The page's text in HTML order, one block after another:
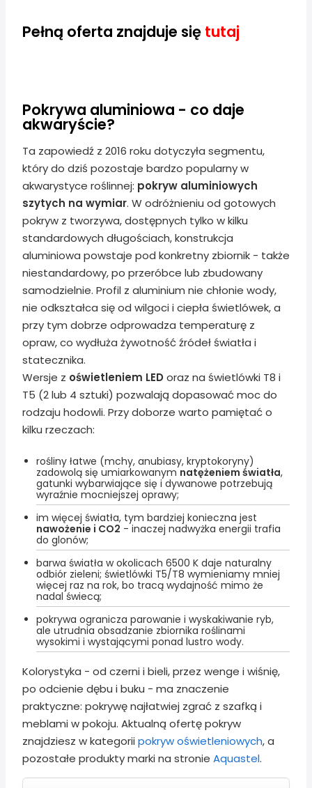
Pełną oferta znajduje się tutaj
Pokrywa aluminiowa - co daje
akwaryście?
Ta zapowiedź z 2016 roku dotyczyła segmentu,
który do dziś pozostaje bardzo popularny w
akwarystyce roślinnej: pokryw aluminiowych
szytych na wymiar. W odróżnieniu od gotowych
pokryw z tworzywa, dostępnych tylko w kilku
standardowych długościach, konstrukcja
aluminiowa powstaje pod konkretny zbiornik - także
niestandardowy, po przeróbce lub zbudowany
samodzielnie. Profil z aluminium nie chłonie wody,
nie odkształca się od wilgoci i ciepła świetlówek, a
przy tym dobrze odprowadza temperaturę z
opraw, co wydłuża żywotność źródeł światła i
statecznika.
Wersje z oświetleniem LED oraz na świetlówki T8 i
T5 (2 lub 4 sztuki) pozwalają dopasować moc do
rodzaju hodowli. Przy doborze warto pamiętać o
kilku rzeczach:
rośliny łatwe (mchy, anubiasy, kryptokoryny)
zadowolą się umiarkowanym natężeniem światła,
gatunki wybarwiające się i dywanowe potrzebują
wyraźnie mocniejszej oprawy;
im więcej światła, tym bardziej konieczna jest
nawożenie i CO2 - inaczej nadwyżka energii trafia
do glonów;
barwa światła w okolicach 6500 K daje naturalny
odbiór zieleni; świetlówki T5/T8 wymieniamy mniej
więcej raz na rok, bo tracą wydajność mimo że
nadal świecą;
pokrywa ogranicza parowanie i wyskakiwanie ryb,
ale utrudnia obsadzanie zbiornika roślinami
wysokimi i wystającymi ponad lustro wody.
Kolorystyka - od czerni i bieli, przez wenge i wiśnię,
po odcienie dębu i buku - ma znaczenie
praktyczne: pokrywę najłatwiej zgrać z szafką i
meblami w pokoju. Aktualną ofertę pokryw
znajdziesz w kategorii pokryw oświetleniowych, a
pozostałe produkty marki na stronie Aquastel.